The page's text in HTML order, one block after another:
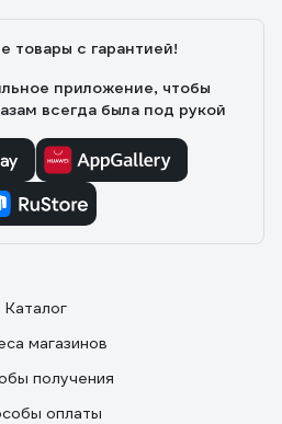
товары с гарантией!
приложение, чтобы
всегда была под рукой
Каталог
магазинов
получения
оплаты